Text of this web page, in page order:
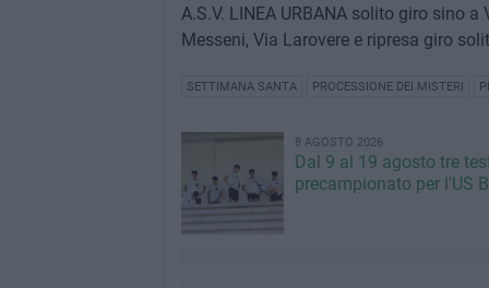
A.S.V. LINEA URBANA solito giro sino
Messeni, Via Larovere e ripresa giro
SETTIMANA SANTA PROCESSIONE DEI MISTERI
8 AGOSTO 2026
Dal 9 al 19 agosto tre
precampionato per l'US